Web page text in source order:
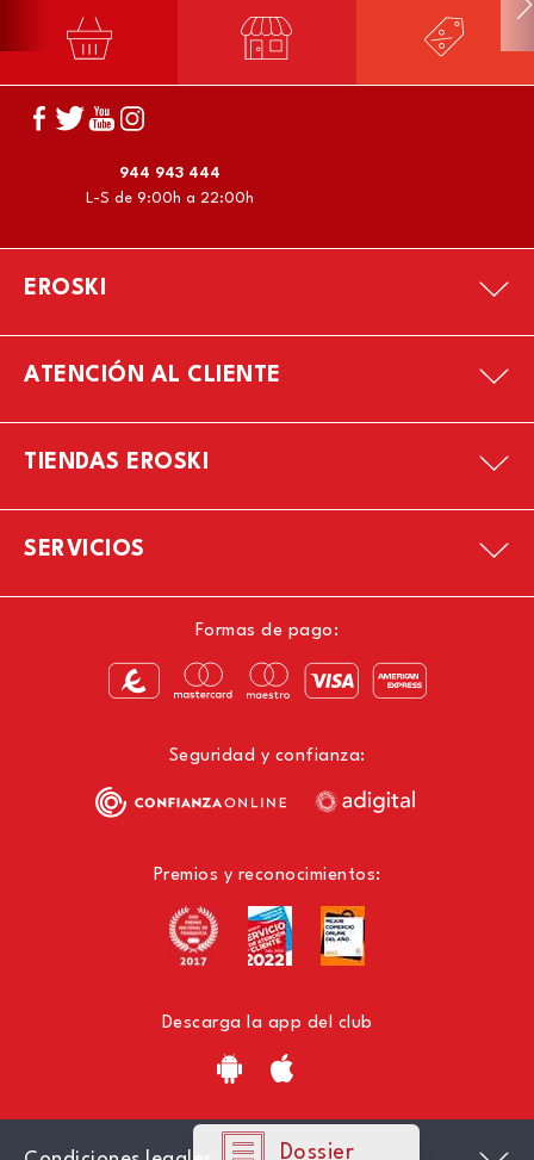
944 943 444
L-S de 9:00h a 22:00h
EROSKI
ATENCIÓN AL CLIENTE
TIENDAS EROSKI
SERVICIOS
Formas de pago:
Seguridad y confianza:
Premios y reconocimientos:
Descarga la app del club
Dossier